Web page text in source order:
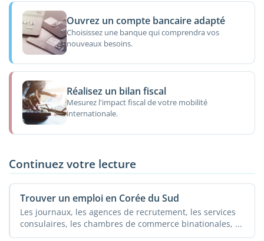
Ouvrez un compte bancaire adapté
Choisissez une banque qui comprendra vos
nouveaux besoins.
Réalisez un bilan fiscal
Mesurez l'impact fiscal de votre mobilité
internationale.
Continuez votre lecture
Trouver un emploi en Corée du Sud
Les journaux, les agences de recrutement, les services
consulaires, les chambres de commerce binationales, ...